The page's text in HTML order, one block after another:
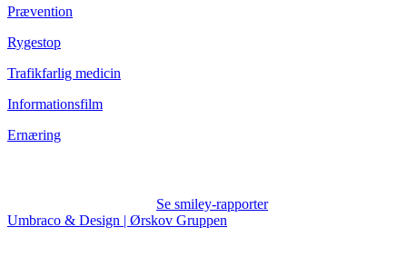
Prævention
Rygestop
Trafikfarlig medicin
Informationsfilm
Ernæring
Se smiley-rapporter
Umbraco & Design | Ørskov Gruppen